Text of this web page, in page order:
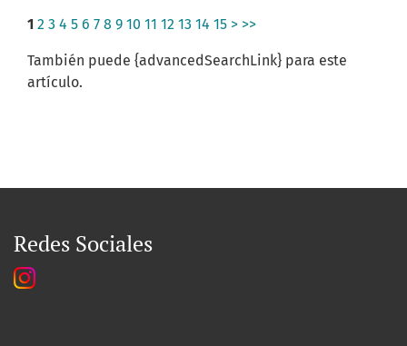
1 2 3 4 5 6 7 8 9 10 11 12 13 14 15 > >>
También puede {advancedSearchLink} para este
artículo.
Redes Sociales